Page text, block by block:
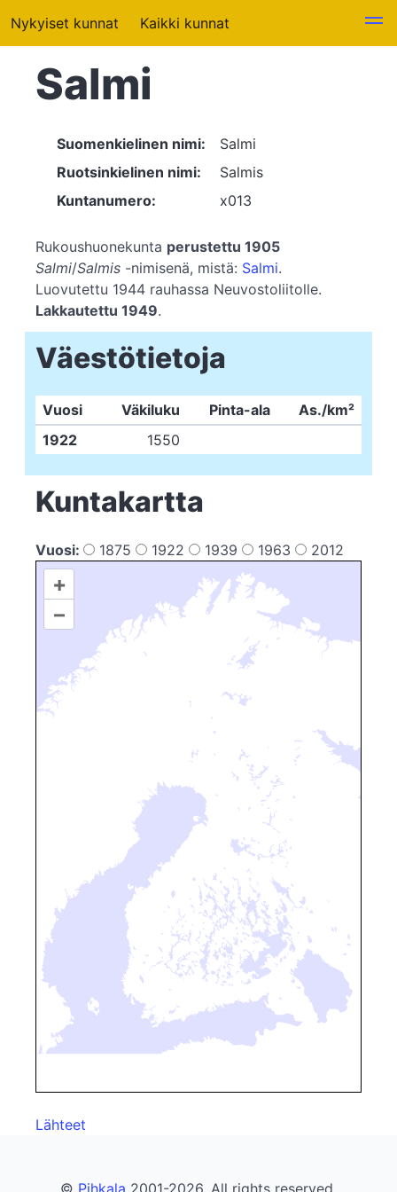
Nykyiset kunnat Kaikki kunnat
Salmi
Suomenkielinen nimi:
Salmi
Ruotsinkielinen nimi:
Salmis
Kuntanumero:
x013
Rukoushuonekunta perustettu 1905
Salmi/Salmis -nimisenä, mistä: Salmi.
Luovutettu 1944 rauhassa Neuvostoliitolle.
Lakkautettu 1949.
Väestötietoja
Vuosi Väkiluku Pinta-ala
As./km²
1922
1550
Kuntakartta
Vuosi: 1875 1922 1939 1963 2012
+
–
Lähteet
© Pihkala 2001-2026. All rights reserved.